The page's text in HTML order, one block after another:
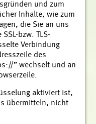
und zum
Inhalte, wie zum
die Sie an uns
bzw. TLS-
Verbindung
des
” wechselt und an
aktiviert ist,
übermitteln, nicht